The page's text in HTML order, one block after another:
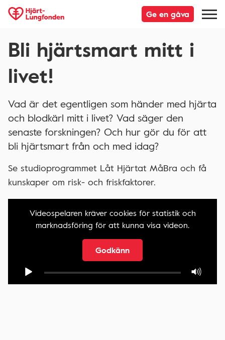
Ge en gåva
Bli hjärtsmart mitt i
livet!
Vad är det egentligen som händer med hjärta
och blodkärl mitt i livet? Vad säger den
senaste forskningen? Och hur gör du för att
bli hjärtsmart från och med idag?
Se studioprogrammet Låt Hjärtat MåBra och få
kunskaper om risk- och friskfaktorer.
Videospelaren kräver cookies för statistik och
marknadsföring för att kunna visa videon.
Godkänn